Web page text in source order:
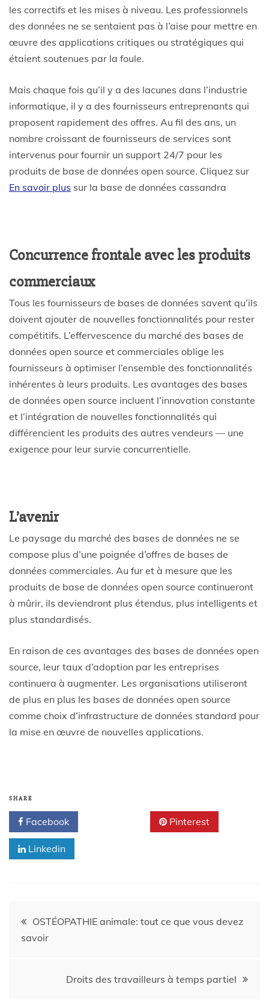
les correctifs et les mises à niveau. Les professionnels
des données ne se sentaient pas à l’aise pour mettre en
œuvre des applications critiques ou stratégiques qui
étaient soutenues par la foule.
Mais chaque fois qu’il y a des lacunes dans l’industrie
informatique, il y a des fournisseurs entreprenants qui
proposent rapidement des offres. Au fil des ans, un
nombre croissant de fournisseurs de services sont
intervenus pour fournir un support 24/7 pour les
produits de base de données open source. Cliquez sur
En savoir plus sur la base de données cassandra
Concurrence frontale avec les produits
commerciaux
Tous les fournisseurs de bases de données savent qu’ils
doivent ajouter de nouvelles fonctionnalités pour rester
compétitifs. L’effervescence du marché des bases de
données open source et commerciales oblige les
fournisseurs à optimiser l’ensemble des fonctionnalités
inhérentes à leurs produits. Les avantages des bases
de données open source incluent l’innovation constante
et l’intégration de nouvelles fonctionnalités qui
différencient les produits des autres vendeurs — une
exigence pour leur survie concurrentielle.
L’avenir
Le paysage du marché des bases de données ne se
compose plus d’une poignée d’offres de bases de
données commerciales. Au fur et à mesure que les
produits de base de données open source continueront
à mûrir, ils deviendront plus étendus, plus intelligents et
plus standardisés.
En raison de ces avantages des bases de données open
source, leur taux d’adoption par les entreprises
continuera à augmenter. Les organisations utiliseront
de plus en plus les bases de données open source
comme choix d’infrastructure de données standard pour
la mise en œuvre de nouvelles applications.
SHARE
Facebook Pinterest
Linkedin
OSTÉOPATHIE animale: tout ce que vous devez
savoir
Droits des travailleurs à temps partiel